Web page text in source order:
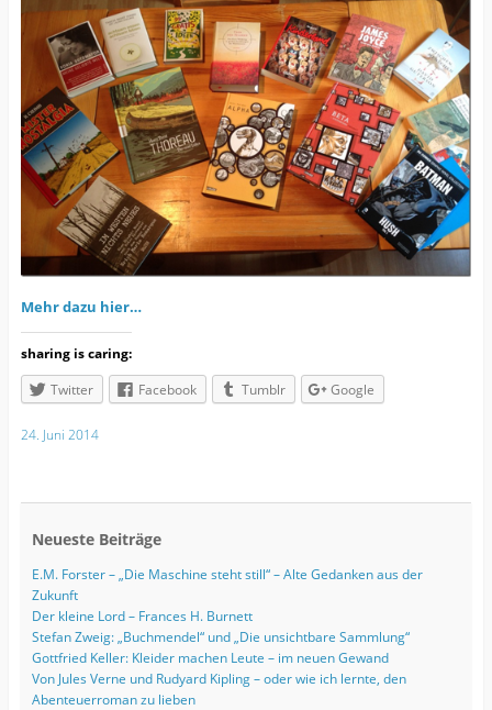
Mehr dazu hier…
sharing is caring:
Twitter
Facebook Tumblr Google
24. Juni 2014
Neueste Beiträge
E.M. Forster – „Die Maschine steht still“ – Alte Gedanken aus der
Zukunft
Der kleine Lord – Frances H. Burnett
Stefan Zweig: „Buchmendel“ und „Die unsichtbare Sammlung“
Gottfried Keller: Kleider machen Leute – im neuen Gewand
Von Jules Verne und Rudyard Kipling – oder wie ich lernte, den
Abenteuerroman zu lieben